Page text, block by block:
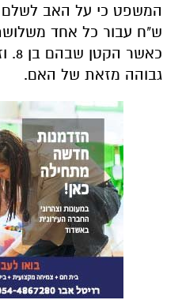
ש"ח עבור כל אחד משלושת
גבוהה מזאת של האם.